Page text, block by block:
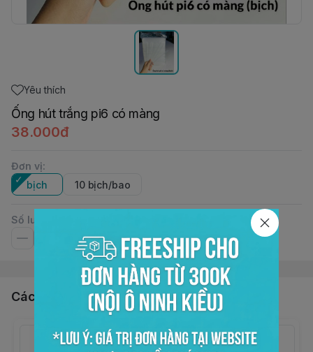
Yêu thích
Ống hút trắng pi6 có màng
38.000đ
Đơn vị:
bịch
10 bịch/bao
Số lượng
Các sản phẩm, dịch vụ khác